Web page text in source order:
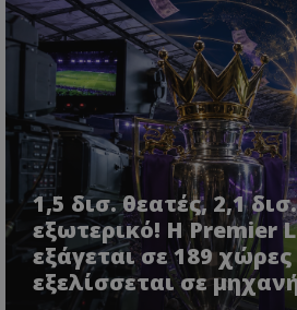
1,5 δισ. θεατές, 2,1
εξωτερικό! Η Premier
εξάγεται σε 189 χώρες
εξελίσσεται σε